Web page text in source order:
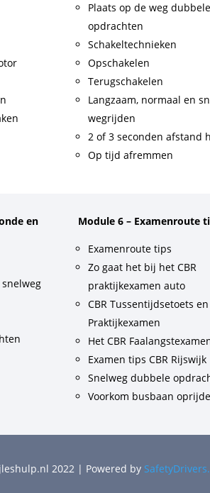
Plaats op de weg dubbele
opdrachten
Schakeltechnieken
Opschakelen
Terugschakelen
Langzaam, normaal en
wegrijden
2 of 3 seconden afstand
Op tijd afremmen
en
Module 6 – Examenroute
Examenroute tips
Zo gaat het bij het CBR
praktijkexamen auto
CBR Tussentijdsetoets en
Praktijkexamen
Het CBR
Examen tips CBR Rijswijk
Snelweg dubbele
Voorkom busbaan
2022 | Powered by